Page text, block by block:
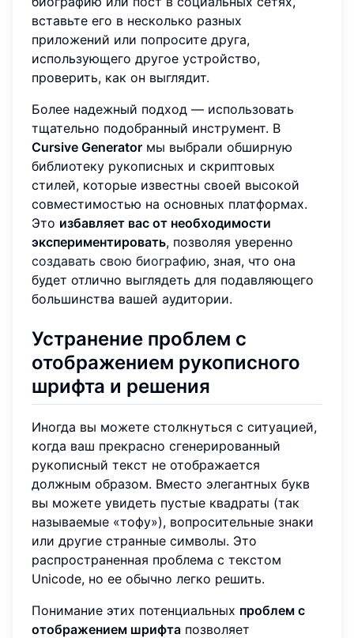
вставьте его в несколько разных
приложений или попросите друга,
использующего другое устройство,
проверить, как он выглядит.
Более надежный подход — использовать
тщательно подобранный инструмент. В
Cursive Generator мы выбрали обширную
библиотеку рукописных и скриптовых
стилей, которые известны своей высокой
совместимостью на основных платформах.
Это избавляет вас от необходимости
экспериментировать, позволяя уверенно
создавать свою биографию, зная, что она
будет отлично выглядеть для подавляющего
большинства вашей аудитории.
Устранение проблем с
отображением рукописного
шрифта и решения
Иногда вы можете столкнуться с ситуацией,
когда ваш прекрасно сгенерированный
рукописный текст не отображается
должным образом. Вместо элегантных букв
вы можете увидеть пустые квадраты (так
называемые «тофу»), вопросительные знаки
или другие странные символы. Это
распространенная проблема с текстом
Unicode, но ее обычно легко решить.
Понимание этих потенциальных проблем с
отображением шрифта позволяет